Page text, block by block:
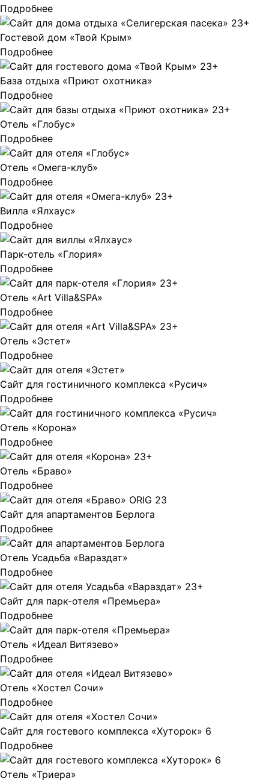
Подробнее
Гостевой дом «Твой Крым»
Подробнее
База отдыха «Приют охотника»
Подробнее
Отель «Глобус»
Подробнее
Отель «Омега-клуб»
Подробнее
Вилла «Ялхаус»
Подробнее
Парк-отель «Глория»
Подробнее
Отель «Art Villa&SPA»
Подробнее
Отель «Эстет»
Подробнее
Сайт для гостиничного комплекса «Русич»
Подробнее
Отель «Корона»
Подробнее
Отель «Браво»
Подробнее
Сайт для апартаментов Берлога
Подробнее
Отель Усадьба «Вараздат»
Подробнее
Сайт для парк-отеля «Премьера»
Подробнее
Отель «Идеал Витязево»
Подробнее
Отель «Хостел Сочи»
Подробнее
Сайт для гостевого комплекса «Хуторок» 6
Подробнее
Отель «Триера»